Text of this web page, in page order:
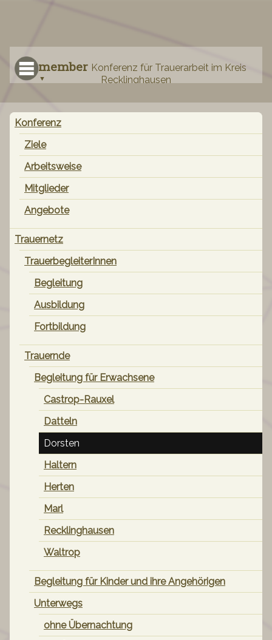
remember Konferenz für Trauerarbeit im Kreis
Recklinghausen
Navigation
überspringen
Konferenz
Ziele
Arbeitsweise
Mitglieder
Angebote
Trauernetz
TrauerbegleiterInnen
Begleitung
Ausbildung
Fortbildung
Trauernde
Begleitung für Erwachsene
Castrop-Rauxel
Datteln
Dorsten
Haltern
Herten
Marl
Recklinghausen
Waltrop
Begleitung für Kinder und ihre Angehörigen
Unterwegs
ohne Übernachtung